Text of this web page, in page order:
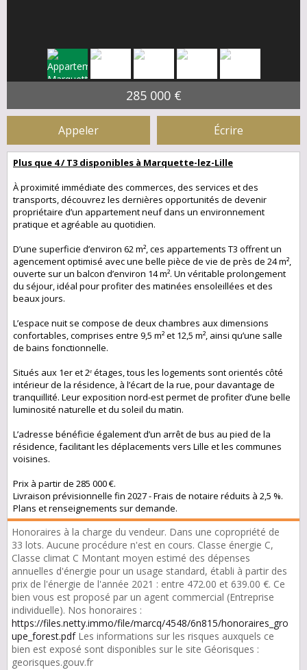
285 000 €
Appeler Écrire
Plus que 4 / T3 disponibles à Marquette-lez-Lille
À proximité immédiate des commerces, des services et des
transports, découvrez les dernières opportunités de devenir
propriétaire d’un appartement neuf dans un environnement
pratique et agréable au quotidien.
D’une superficie d’environ 62 m², ces appartements T3 offrent un
agencement optimisé avec une belle pièce de vie de près de 24 m²,
ouverte sur un balcon d’environ 14 m². Un véritable prolongement
du séjour, idéal pour profiter des matinées ensoleillées et des
beaux jours.
L’espace nuit se compose de deux chambres aux dimensions
confortables, comprises entre 9,5 m² et 12,5 m², ainsi qu’une salle
de bains fonctionnelle.
Situés aux 1er et 2ᵉ étages, tous les logements sont orientés côté
intérieur de la résidence, à l’écart de la rue, pour davantage de
tranquillité. Leur exposition nord-est permet de profiter d’une belle
luminosité naturelle et du soleil du matin.
L’adresse bénéficie également d’un arrêt de bus au pied de la
résidence, facilitant les déplacements vers Lille et les communes
voisines.
Prix à partir de 285 000 €.
Livraison prévisionnelle fin 2027 - Frais de notaire réduits à 2,5 %.
Plans et renseignements sur demande.
Honoraires à la charge du vendeur. Dans une copropriété de
33 lots. Aucune procédure n'est en cours. Classe énergie C,
Classe climat C Montant moyen estimé des dépenses
annuelles d'énergie pour un usage standard, établi à partir des
prix de l'énergie de l'année 2021 : entre 472.00 et 639.00 €. Ce
bien vous est proposé par un agent commercial (Entreprise
individuelle). Nos honoraires :
https://files.netty.immo/file/marcq/4548/6n815/honoraires_gro
upe_forest.pdfLes informations sur les risques auxquels ce
bien est exposé sont disponibles sur le site Géorisques :
georisques.gouv.fr